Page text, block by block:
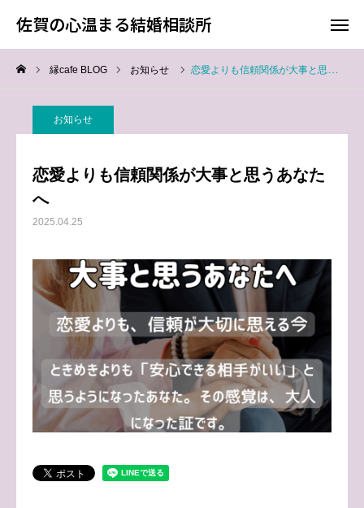
佐賀の心温まる結婚相談所
縁cafe BLOG お知らせ 恋愛よりも信頼関係が大事と思うあなたへ
お知らせ
恋愛よりも信頼関係が大事と思うあなた
へ
2025.04.25
佐賀の心温まる結婚相談所
料金
成婚までの流れ
会員様からの喜びの声
よくあるご質問
ブログ
お問い合わせ